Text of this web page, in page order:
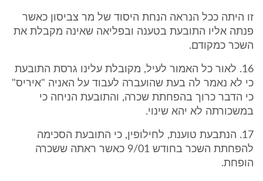
זו היתה ככל הנראה הנחת היסוד של מר צביסון כאשר
פנתה אליו התובעת בטענה ובפליאה שאינה מקבלת את
השכר כמקודם.
16. לאור כל האמור לעיל, מקובלת עלינו גרסת התובעת
כי לא נאמר לה בעת שהועברה לעבוד על האניה "איריס"
כי הדבר כרוך בהפחתת שכרה, והתובעת הניחה כי
במשכורתה לא יהא שינוי.
17. הנתבעת טוענת, לחילופין, כי התובעת הסכימה
להפחתת השכר בחודש 9/01 כאשר ראתה ששכרה
הופחת.